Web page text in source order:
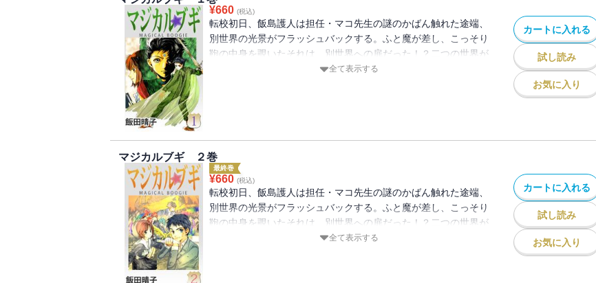
¥660 (税込)
転校初日、飯島護人は担任・マコ先生の謎のかばん触れた途端、
別世界の光景がフラッシュバックする。ふと魔が差し、こっそり
鞄の中身を覗いたそれは、別世界への扉だった！？二つの世界が
繋がってしまい、魔女のマコ先生に力を授かり、ドラゴンと戦う
全て表示する
カートに入れる
試し読み
お気に入り
マジカルブギ ２巻
最終巻
¥660 (税込)
転校初日、飯島護人は担任・マコ先生の謎のかばん触れた途端、
別世界の光景がフラッシュバックする。ふと魔が差し、こっそり
鞄の中身を覗いたそれは、別世界への扉だった！？二つの世界が
繋がってしまい、魔女のマコ先生に力を授かり、ドラゴンと戦う
全て表示する
カートに入れる
試し読み
お気に入り